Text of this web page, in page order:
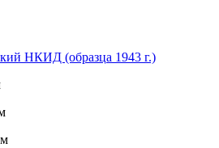
НКИД (образца 1943 г.)